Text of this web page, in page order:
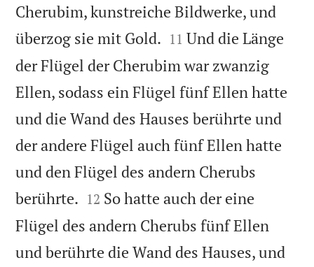
Cherubim, kunstreiche Bildwerke, und
überzog sie mit Gold. 

11 Und die Länge
der Flügel der Cherubim war zwanzig
Ellen, sodass ein Flügel fünf Ellen hatte
und die Wand des Hauses berührte und
der andere Flügel auch fünf Ellen hatte
und den Flügel des andern Cherubs
berührte. 

12 So hatte auch der eine
Flügel des andern Cherubs fünf Ellen
und berührte die Wand des Hauses, und